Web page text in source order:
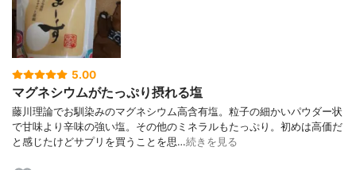
5.00
マグネシウムがたっぷり摂れる塩
藤川理論でお馴染みのマグネシウム高含有塩。粒子の細かいパウダー状
で甘味より辛味の強い塩。その他のミネラルもたっぷり。初めは高価だ
と感じたけどサプリを買うことを思…続きを見る